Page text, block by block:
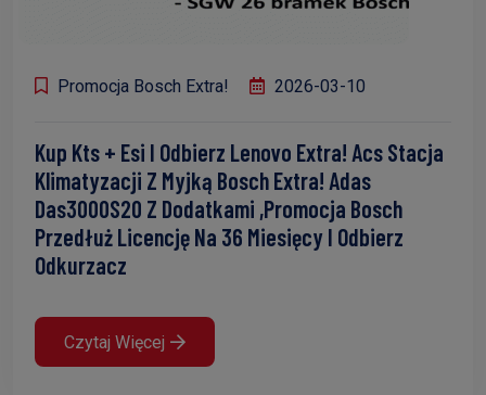
Promocja Bosch Extra! 2026-03-10
Kup Kts + Esi I Odbierz Lenovo Extra! Acs Stacja
Klimatyzacji Z Myjką Bosch Extra! Adas
Das3000S20 Z Dodatkami ,Promocja Bosch
Przedłuż Licencję Na 36 Miesięcy I Odbierz
Odkurzacz
Czytaj Więcej